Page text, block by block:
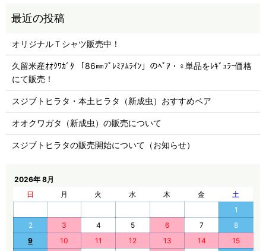
オリジナルＴシャツ販売中！
久留米産ｵｵｸﾜｶﾞﾀ 「86㎜ﾌﾟﾚﾐｱﾑﾗｲﾝ」のﾍﾟｱ・♀単品をﾚｷﾞｭﾗｰ価格
にて販売！
スジブトヒラタ・本土ヒラタ（新成虫）おすすめペア
オオクワガタ（新成虫）の販売について
スジブトヒラタの販売開始について（お知らせ）
2026年 8月
日
月 火 水 木 金
土
1
2
3 4 5 6 7
8
9
10 11 12 13 14
15